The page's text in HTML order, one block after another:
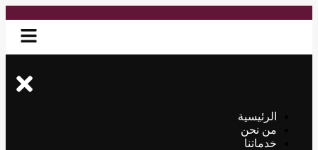
الرئيسية
من نحن
خدماتنا